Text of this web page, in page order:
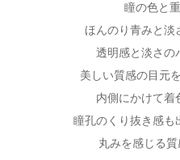
瞳の色と
ほんのり青みと淡
透明感と淡さの
美しい質感の目元
内側にかけて着
瞳孔のくり抜き感も
丸みを感じる